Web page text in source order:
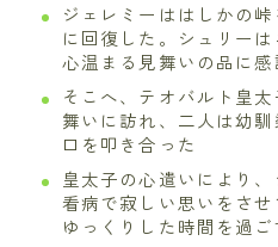
ジェレミーははしかの
に回復した。シュリー
心温まる見舞いの品に感
そこへ、テオバルト皇
舞いに訪れ、二人は幼
口を叩き合った
皇太子の心遣いにより
看病で寂しい思いをさせ
ゆっくりした時間を過